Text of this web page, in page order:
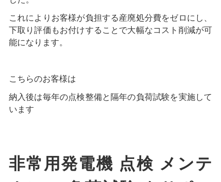
これによりお客様が負担する産廃処分費をゼロにし、
下取り評価もお付けすることで大幅なコスト削減が可
能になります。
こちらのお客様は
納入後は毎年の点検整備と隔年の負荷試験を実施して
います
非常用発電機 点検 メンテ